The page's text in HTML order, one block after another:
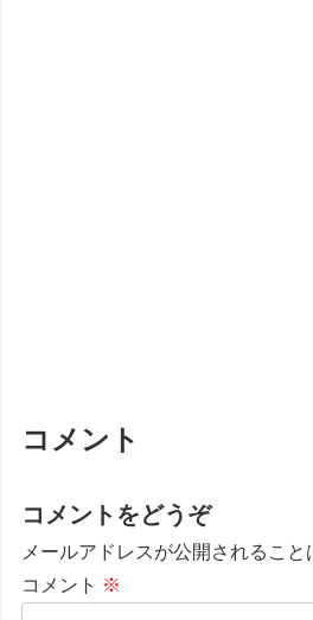
コメント
コメントをどうぞ
メールアドレスが公開されること
コメント ※